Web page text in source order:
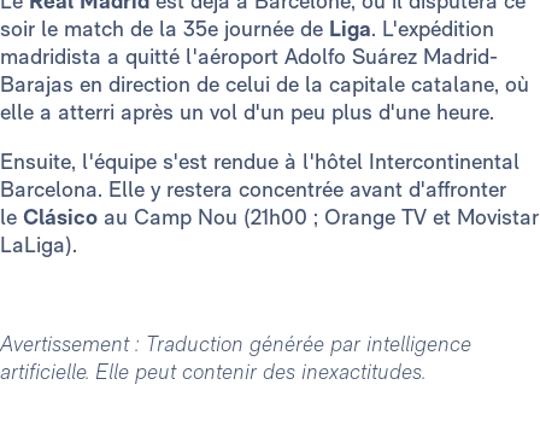
soir le match de la 35e journée de Liga. L'expédition
madridista a quitté l'aéroport Adolfo Suárez Madrid-
Barajas en direction de celui de la capitale catalane, où
elle a atterri après un vol d'un peu plus d'une heure.
Ensuite, l'équipe s'est rendue à l'hôtel Intercontinental
Barcelona. Elle y restera concentrée avant d'affronter
le Clásico au Camp Nou (21h00 ; Orange TV et Movistar
LaLiga).
Avertissement : Traduction générée par intelligence
artificielle. Elle peut contenir des inexactitudes.